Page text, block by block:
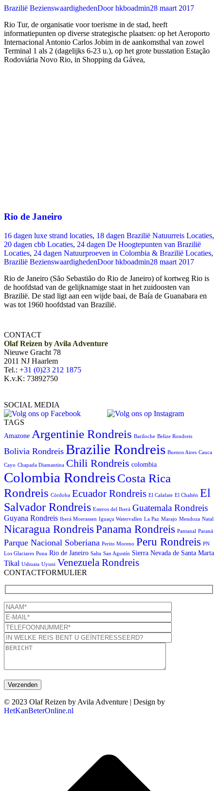
Brazilië BezienswaardighedenDoorhkboadmin28 maart 2017
Rio Tur, de organisatie voor toerisme in de stad, heeft
informatiepunten op diverse strategische plaatsen: op het Aeroporto
Internacional Antonio Carlos Jobim in de aankomsthal van zowel
Terminal 1 als 2 (dagelijks 6-23 u.), op het grote busstation Estação
Rodoviária Novo Rio, in Shopping da Gávea,
Rio de Janeiro
16 dagen luxe strand locaties, 18 dagen Brazilië Natuurreis Locaties,
20 dagen cbb Locaties, 24 dagen De Hoogtepunten van Brazilië
Locaties, 24 dagen Natuurproeven in Colombia & Brazilië Locaties,
Brazilië BezienswaardighedenDoorhkboadmin28 maart 2017
Rio de Janeiro (São Sebastião do Rio de Janeiro) of kortweg Rio is
de hoofdstad van de gelijknamige staat in het zuidoosten van
Brazilië. De stad ligt aan een wijde baai, de Baía de Guanabara en
was tot 1960 hoofdstad van Brazilië.
CONTACT
Olaf Reizen by Avila Adventure
Nieuwe Gracht 78
2011 NJ Haarlem
Tel.: +31 (0)23 212 1875
K.v.K: 73892750
SOCIAL MEDIA
TAGS
Amazone Argentinie Rondreis Bariloche Belize Rondreis
Bolivia Rondreis Brazilie Rondreis Buenos Aires Cauca
Cayo Chapada Diamantina Chili Rondreis colombia
Colombia RondreisCosta Rica
Rondreis Córdoba Ecuador Rondreis El Calafate El Chaltén El
Salvador Rondreis Esteros del Iberá Guatemala Rondreis
Guyana Rondreis Iberá Moerassen Iguaçu Watervallen La Paz Marajo Mendoza Natal
Nicaragua Rondreis Panama Rondreis Pantanal Paraná
Parque Nacional Soberiana Perito Moreno Peru Rondreis PN
Los Glaciares Puna Rio de Janeiro Salta San Agustín Sierra Nevada de Santa Marta
Tikal Ushuaia Uyuni Venezuela Rondreis
CONTACTFORMULIER
© 2023 Olaf Reizen by Avila Adventure | Design by
HetKanBeterOnline.nl